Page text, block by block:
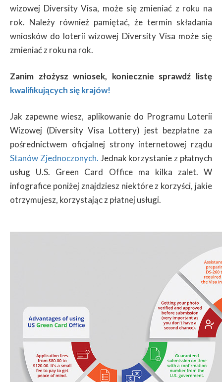
wizowej Diversity Visa, może się zmieniać z roku na
rok. Należy również pamiętać, że termin składania
wniosków do loterii wizowej Diversity Visa może się
zmieniać z roku na rok.
Zanim złożysz wniosek, koniecznie sprawdź listę
kwalifikujących się krajów!
Jak zapewne wiesz, aplikowanie do Programu Loterii
Wizowej (Diversity Visa Lottery) jest bezpłatne za
pośrednictwem oficjalnej strony internetowej rządu
Stanów Zjednoczonych. Jednak korzystanie z płatnych
usług U.S. Green Card Office ma kilka zalet. W
infografice poniżej znajdziesz niektóre z korzyści, jakie
otrzymujesz, korzystając z płatnej usługi.